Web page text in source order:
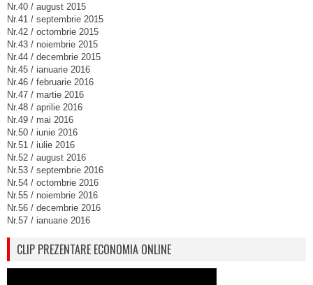
Nr.40 / august 2015
Nr.41 / septembrie 2015
Nr.42 / octombrie 2015
Nr.43 / noiembrie 2015
Nr.44 / decembrie 2015
Nr.45 / ianuarie 2016
Nr.46 / februarie 2016
Nr.47 / martie 2016
Nr.48 / aprilie 2016
Nr.49 / mai 2016
Nr.50 / iunie 2016
Nr.51 / iulie 2016
Nr.52 / august 2016
Nr.53 / septembrie 2016
Nr.54 / octombrie 2016
Nr.55 / noiembrie 2016
Nr.56 / decembrie 2016
Nr.57 / ianuarie 2016
CLIP PREZENTARE ECONOMIA ONLINE